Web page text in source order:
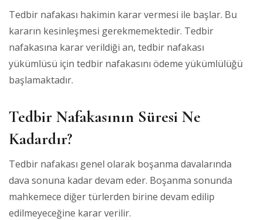
Tedbir nafakası hakimin karar vermesi ile başlar. Bu
kararın kesinleşmesi gerekmemektedir. Tedbir
nafakasına karar verildiği an, tedbir nafakası
yükümlüsü için tedbir nafakasını ödeme yükümlülüğü
başlamaktadır.
Tedbir Nafakasının Süresi Ne
Kadardır?
Tedbir nafakası genel olarak boşanma davalarında
dava sonuna kadar devam eder. Boşanma sonunda
mahkemece diğer türlerden birine devam edilip
edilmeyeceğine karar verilir.